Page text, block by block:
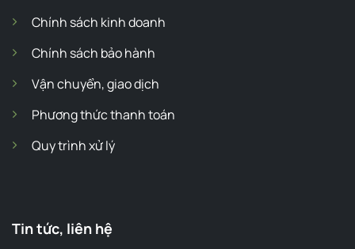
Chính sách kinh doanh
Chính sách bảo hành
Vận chuyển, giao dịch
Phương thức thanh toán
Quy trình xử lý
Tin tức, liên hệ